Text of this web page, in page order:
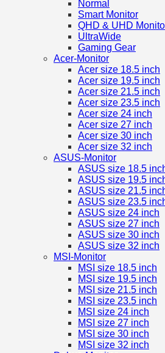
Normal
Smart Monitor
QHD & UHD
UltraWide
Gaming Gear
Acer-Monitor
Acer size 18.5 inch
Acer size 19.5 inch
Acer size 21.5 inch
Acer size 23.5 inch
Acer size 24 inch
Acer size 27 inch
Acer size 30 inch
Acer size 32 inch
ASUS-Monitor
ASUS size 18.5
ASUS size 19.5
ASUS size 21.5
ASUS size 23.5
ASUS size 24 inch
ASUS size 27 inch
ASUS size 30 inch
ASUS size 32 inch
MSI-Monitor
MSI size 18.5 inch
MSI size 19.5 inch
MSI size 21.5 inch
MSI size 23.5 inch
MSI size 24 inch
MSI size 27 inch
MSI size 30 inch
MSI size 32 inch